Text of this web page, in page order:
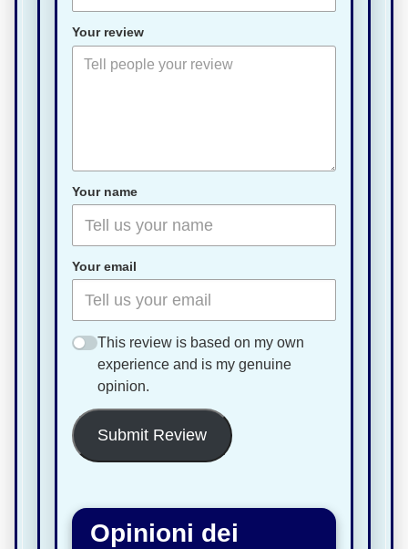
Your review
Your name
Your email
This review is based on my own
experience and is my genuine
opinion.
Submit Review
Opinioni dei